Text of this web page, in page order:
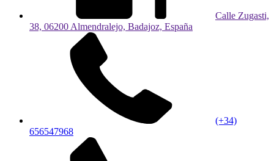
Calle Zugasti,
38, 06200 Almendralejo, Badajoz, España
(+34)
656547968